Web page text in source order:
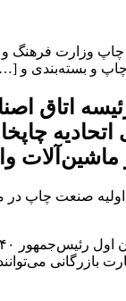
وزارت فرهنگ
اتاق
صنعت چاپ در
دارای کارت بازرگانی